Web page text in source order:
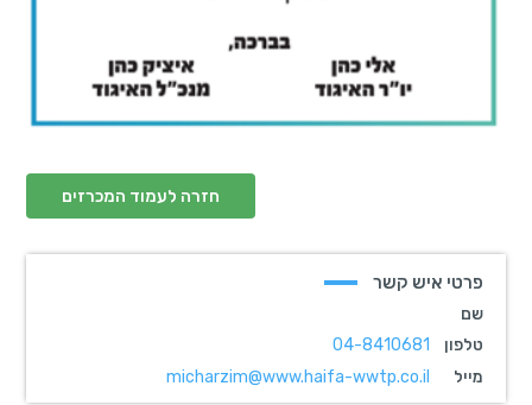
חזרה לעמוד המכרזים
פרטי איש קשר
שם
טלפון
מייל
04-8410681
micharzim@www.haifa-wwtp.co.il